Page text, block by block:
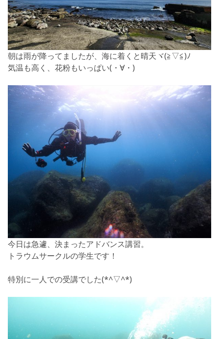
朝は雨が降ってましたが、海に着くと晴天ヾ(≧▽≦)ﾉ
気温も高く、花粉もいっぱい(・∀・)
今日は急遽、決まったアドバンス講習。
トラウムサークルの学生です！
特別に一人での受講でした(*^▽^*)